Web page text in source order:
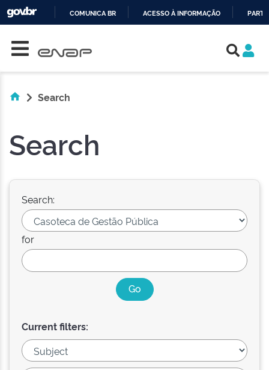
COMUNICA BR ACESSO À INFORMAÇÃO
Search
Search
Search:
for
Current filters: